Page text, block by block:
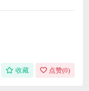
收藏 点赞(0)